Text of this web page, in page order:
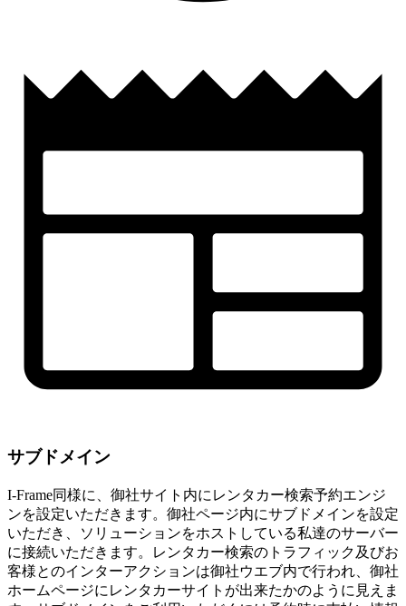
サブドメイン
I-Frame同様に、御社サイト内にレンタカー検索予約エンジ
ンを設定いただきます。御社ページ内にサブドメインを設定
いただき、ソリューションをホストしている私達のサーバー
に接続いただきます。レンタカー検索のトラフィック及びお
客様とのインターアクションは御社ウエブ内で行われ、御社
ホームページにレンタカーサイトが出来たかのように見えま